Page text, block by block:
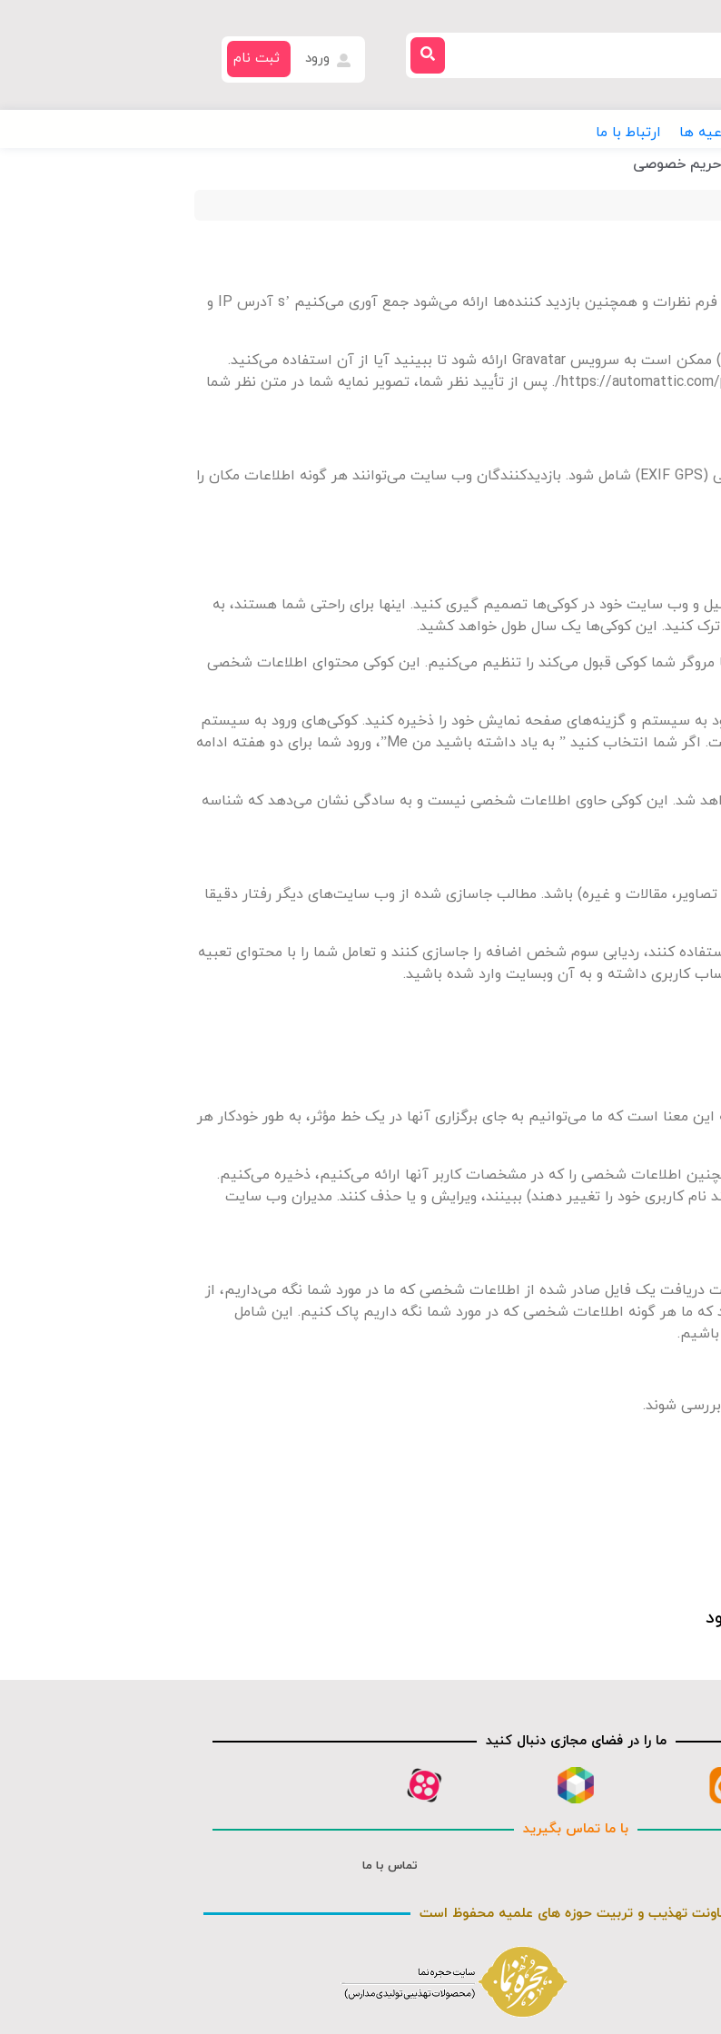
ورود ثبت نام
ها
ارتباط با ما
خصوصی
هنگامی که بازدیدکنندگان نظرات خود را در سایت می‌نویسند، ما اطلاعاتی را که در فرم نظرات و همچنین بازدید کننده‌ها ارائه می‌شود جمع آوری می‌کنیم ’s آدرس IP و
یک رشته ناشناس ایجاد شده از آدرس ایمیل شما (همچنین هش نامیده می‌شود) ممکن است به سرویس Gravatar ارائه شود تا ببینید آیا از آن استفاده می‌کنید.
سیاست حفظ حریم خصوصی خدمات Gravatar در اینجا در دسترس است: https://automattic.com/privacy/. پس از تأیید نظر شما، تصویر نمایه شما در متن نظر شما
اگر تصاویر را به وبسایت آپلود کنید، نباید آپلود تصاویر با داده‌های مکان جغرافیایی (EXIF GPS) شامل شود. بازدیدکنندگان وب سایت می‌توانند هر گونه اطلاعات مکان را
و وب سایت خود در کوکی‌ها تصمیم گیری کنید. اینها برای راحتی شما هستند، به
ترک کنید. این کوکی‌ها یک سال طول خواهد کشید.
مروگر شما کوکی قبول می‌کند را تنظیم می‌کنیم. این کوکی محتوای اطلاعات شخصی
به سیستم و گزینه‌های صفحه نمایش خود را ذخیره کنید. کوکی‌های ورود به سیستم
برای دو روز گذشته و کوکی‌های گزینه‌های صفحه نمایش برای یک سال گذشته است. اگر شما انتخاب کنید ” به یاد داشته باشید من Me”، ورود شما برای دو هفته ادامه
شد. این کوکی حاوی اطلاعات شخصی نیست و به سادگی نشان می‌دهد که شناسه
مقالات و غیره) باشد. مطالب جاسازی شده از وب سایت‌های دیگر رفتار دقیقا
کنند، ردیابی سوم شخص اضافه را جاسازی کنند و تعامل شما را با محتوای تعبیه
کاربری داشته و به آن وبسایت وارد شده باشید.
معنا است که ما می‌توانیم به جای برگزاری آنها در یک خط مؤثر، به طور خودکار هر
اطلاعات شخصی را که در مشخصات کاربر آنها ارائه می‌کنیم، ذخیره می‌کنیم.
کاربری خود را تغییر دهند) ببینند، ویرایش و یا حذف کنند. مدیران وب سایت
دریافت یک فایل صادر شده از اطلاعات شخصی که ما در مورد شما نگه می‌داریم، از
که ما هر گونه اطلاعات شخصی که در مورد شما نگه داریم پاک کنیم. این شامل
باشیم.
شوند.
ما را در فضای مجازی دنبال کنید
با ما تماس بگیرید
تماس با ما
تهذیب و تربیت حوزه های علمیه محفوظ است